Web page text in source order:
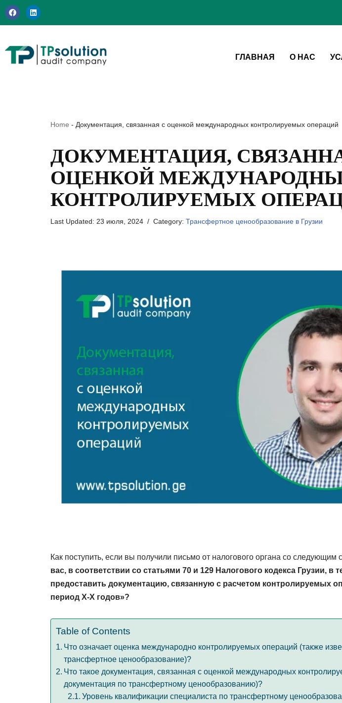
Перейти
содержимому
ГЛАВНАЯ О НАС
Home - Документация, связанная с оценкой международных контролируемых операций
ДОКУМЕНТАЦИЯ,
ОЦЕНКОЙ
КОНТРОЛИРУЕМЫХ
Last Updated: 23 июля, 2024 Category: Трансфертное ценообразование в Грузии
Как поступить, если вы получили письмо от налогового органа со следующим
вас, в соответствии со статьями 70 и 129 Налогового кодекса Грузии, в
предоставить документацию, связанную с расчетом контролируемых
период X-X годов»?
Table of Contents
Что означает оценка международно контролируемых операций (также
трансфертное ценообразование)?
Что такое документация, связанная с оценкой международных
документация по трансфертному ценообразованию)?
Уровень квалификации специалиста по трансфертному